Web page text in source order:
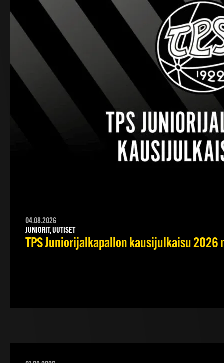
04.08.2026
JUNIORIT, UUTISET
TPS Juniorijalkapallon kausijulkaisu 2026